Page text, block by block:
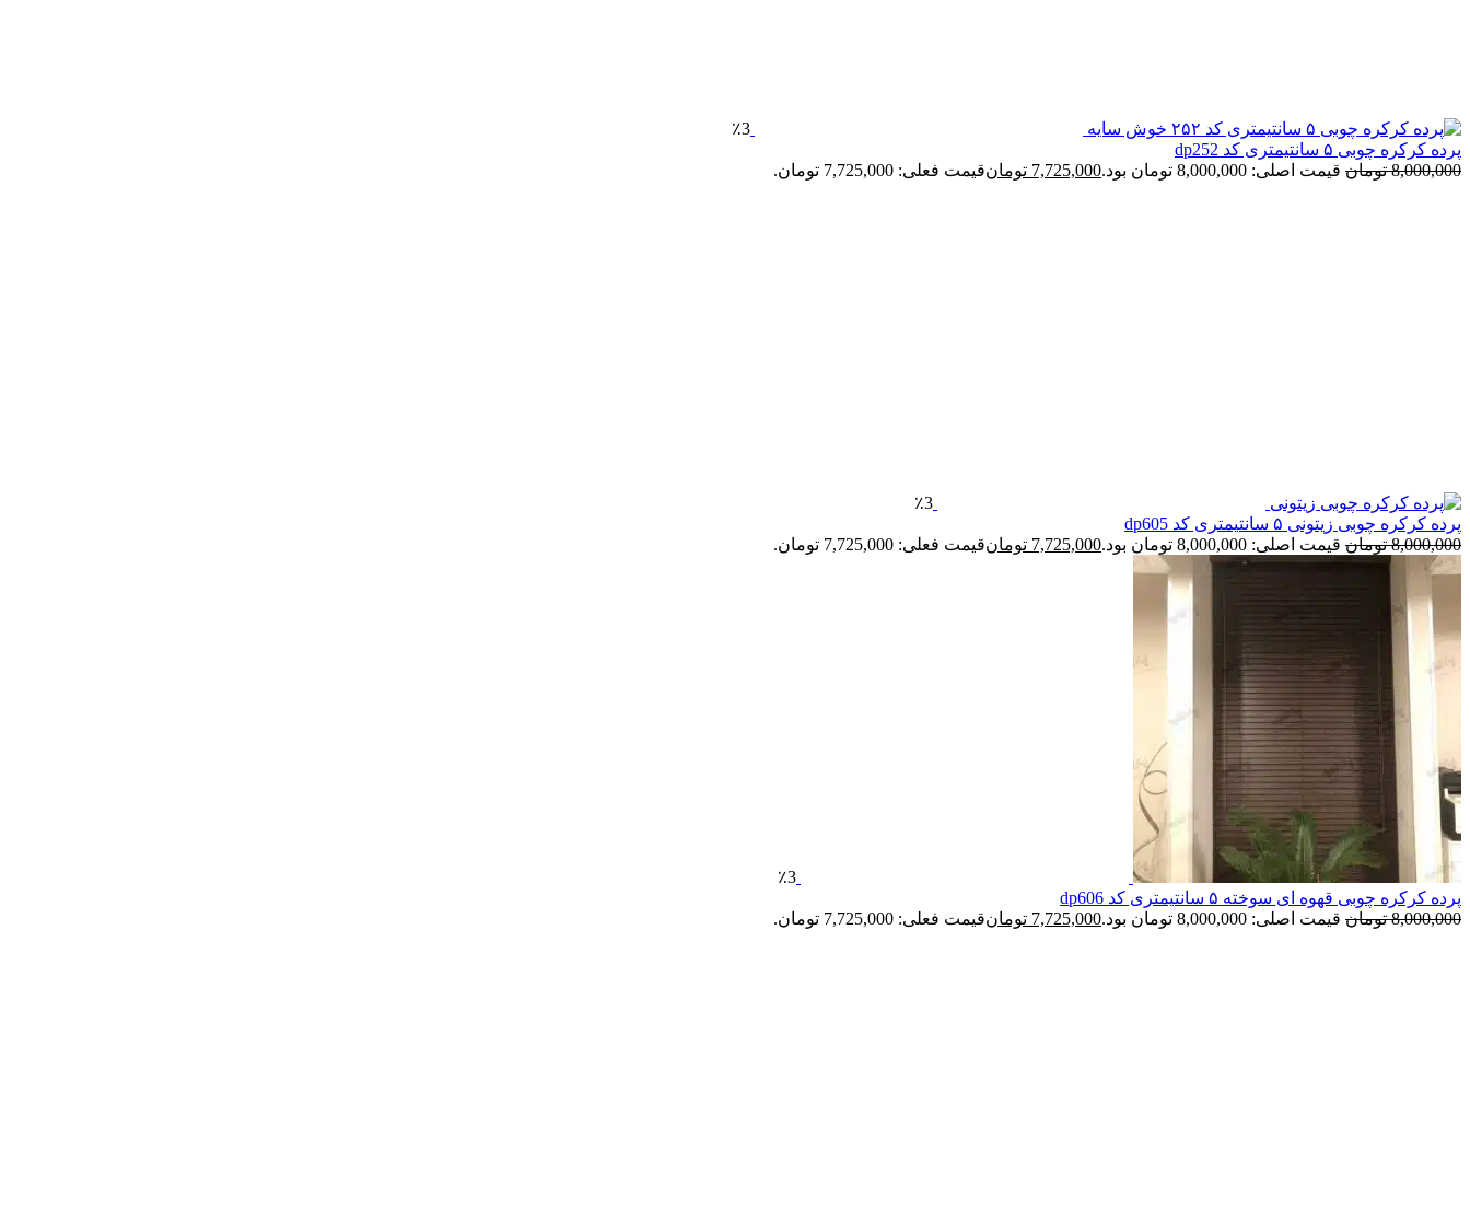
٪3
پرده کرکره چوبی ۵ سانتیمتری کد dp252
8,000,000 تومان قیمت اصلی: 8,000,000 تومان بود. 7,725,000 تومانقیمت فعلی: 7,725,000 تومان.
٪3
پرده کرکره چوبی زیتونی ۵ سانتیمتری کد dp605
8,000,000 تومان قیمت اصلی: 8,000,000 تومان بود. 7,725,000 تومانقیمت فعلی: 7,725,000 تومان.
٪3
پرده کرکره چوبی قهوه ای سوخته ۵ سانتیمتری کد dp606
8,000,000 تومان قیمت اصلی: 8,000,000 تومان بود. 7,725,000 تومانقیمت فعلی: 7,725,000 تومان.